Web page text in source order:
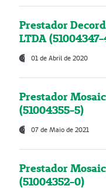
Prestador
LTDA
01 de Abril de 2020
Prestador
(51004355-5)
07 de Maio de 2021
Prestador
(51004352-0)